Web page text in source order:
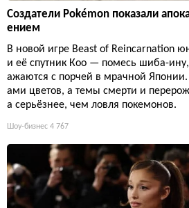
Создатели Pokémon показали
ением
В новой игре Beast of Reincarnation
и её спутник Кoo — помесь шиба-
ажаются с порчей в мрачной Японии.
ами цветов, а темы смерти и
а серьёзнее, чем ловля покемонов.
Шоу-бизнес 4 767